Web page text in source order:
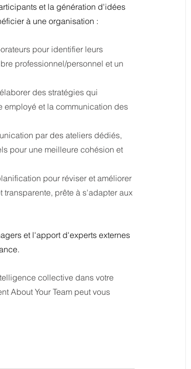
et la génération d'idées
à une organisation :
pour identifier leurs
professionnel/personnel et un
des stratégies qui
employé et la communication des
par des ateliers dédiés,
pour une meilleure cohésion et
pour réviser et améliorer
prête à s'adapter aux
et l'apport d'experts externes
collective dans votre
About Your Team peut vous